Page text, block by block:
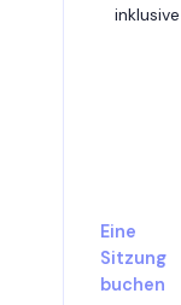
inklusive
Eine
Sitzung
buchen